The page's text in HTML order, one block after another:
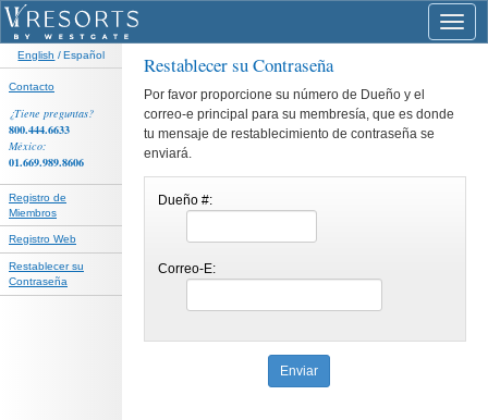
English / Español
Contacto
¿Tiene preguntas?
800.444.6633
México:
01.669.989.8606
Registro de
Miembros
Registro Web
Restablecer su
Contraseña
Restablecer su Contraseña
Por favor proporcione su número de Dueño y el
correo-e principal para su membresía, que es donde
tu mensaje de restablecimiento de contraseña se
enviará.
Dueño #:
Correo-E: